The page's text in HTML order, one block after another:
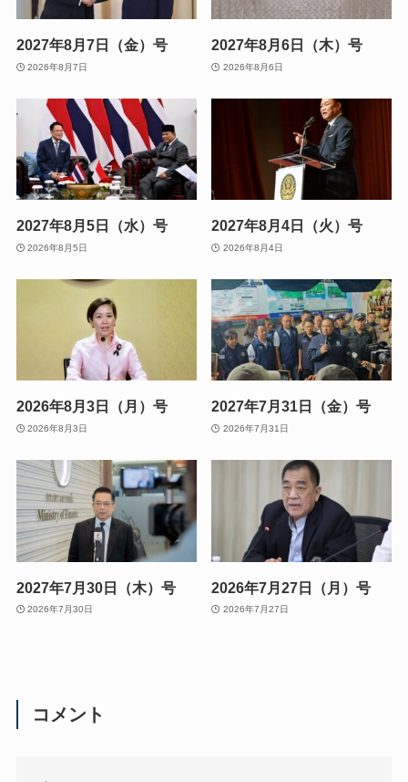
2027年8月7日（金）号
2026年8月7日
2027年8月6日（木）号
2026年8月6日
2027年8月5日（水）号
2026年8月5日
2027年8月4日（火）号
2026年8月4日
2026年8月3日（月）号
2026年8月3日
2027年7月31日（金）号
2026年7月31日
2027年7月30日（木）号
2026年7月30日
2026年7月27日（月）号
2026年7月27日
コメント